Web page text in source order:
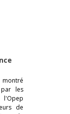
montré
par les
l'Opep
de